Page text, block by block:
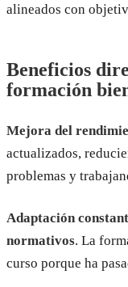
alineados con
Beneficios
formación
Mejora del
actualizados,
problemas y
Adaptación
normativos. La
curso porque ha